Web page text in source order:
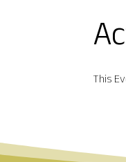
This